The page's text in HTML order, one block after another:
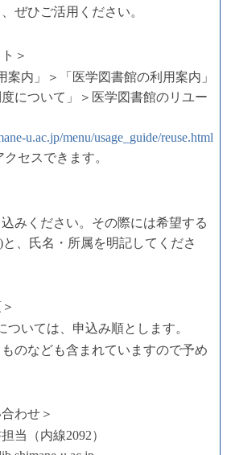
、ぜひご活用ください。
＞
内」＞「医学図書館の利用案内」
について」＞医学図書館のリユー
u.ac.jp/menu/usage_guide/reuse.html
セスできます。
みください。その際には希望する
、氏名・所属を明記してくださ
ついては、申込み順とします。
ものなども含まれていますので予め
わせ＞
（内線2092）